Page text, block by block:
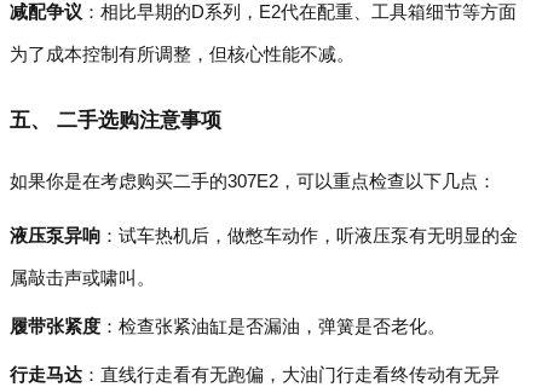
减配争议 ：相比早期的D系列，E2代在配重、工具箱细节等方面
为了成本控制有所调整，但核心性能不减。
五、 二手选购注意事项
如果你是在考虑购买二手的307E2，可以重点检查以下几点：
液压泵异响 ：试车热机后，做憋车动作，听液压泵有无明显的金
属敲击声或啸叫。
履带张紧度 ：检查张紧油缸是否漏油，弹簧是否老化。
行走马达 ：直线行走看有无跑偏，大油门行走看终传动有无异